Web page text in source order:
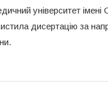
університет імені
дисертацію за